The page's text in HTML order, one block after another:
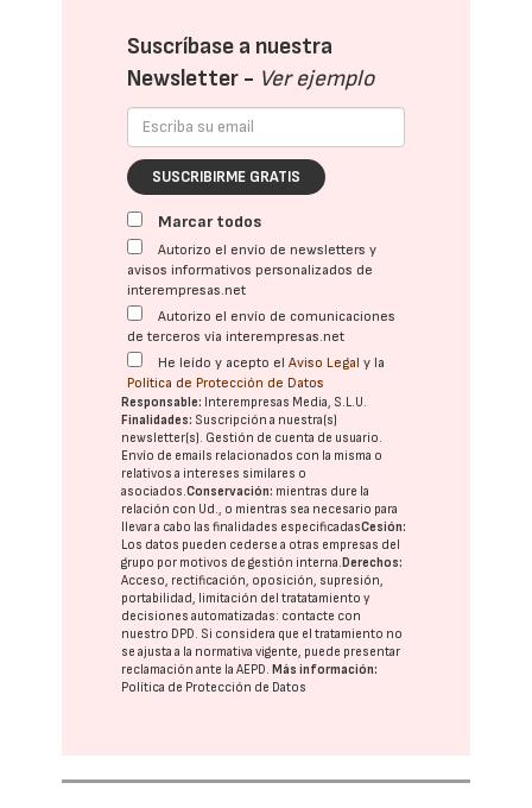
Suscríbase a nuestra
Newsletter - Ver ejemplo
SUSCRIBIRME GRATIS
Marcar todos
Autorizo el envío de newsletters y
avisos informativos personalizados de
interempresas.net
Autorizo el envío de comunicaciones
de terceros vía interempresas.net
He leído y acepto elAviso Legal y la
Política de Protección de Datos
Responsable: Interempresas Media, S.L.U.
Finalidades: Suscripción a nuestra(s)
newsletter(s). Gestión de cuenta de usuario.
Envío de emails relacionados con la misma o
relativos a intereses similares o
asociados.Conservación: mientras dure la
relación con Ud., o mientras sea necesario para
llevar a cabo las finalidades especificadasCesión:
Los datos pueden cederse a otras empresas del
grupo por motivos de gestión interna.Derechos:
Acceso, rectificación, oposición, supresión,
portabilidad, limitación del tratatamiento y
decisiones automatizadas: contacte con
nuestro DPD. Si considera que el tratamiento no
se ajusta a la normativa vigente, puede presentar
reclamación ante laAEPD.Más información:
Política de Protección de Datos